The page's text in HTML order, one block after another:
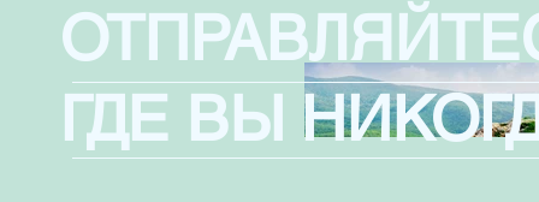
ГДЕ ВЫ